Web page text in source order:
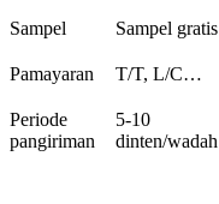
Sampel Sampel gratis
Pamayaran T/T, L/C…
Periode
pangiriman
5-10
dinten/wadah